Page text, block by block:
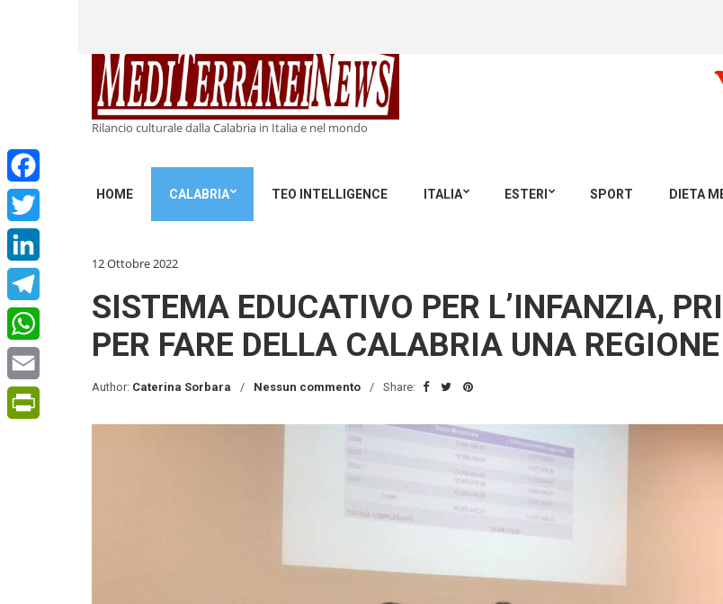
Rilancio culturale dalla Calabria in Italia e nel mondo
HOME CALABRIA TEO INTELLIGENCE ITALIA ESTERI SPORT DIETA
Facebook
Twitter
LinkedIn
Telegram
WhatsApp
Email
12 Ottobre 2022
SISTEMA EDUCATIVO PER L’INFANZIA,
PER FARE DELLA CALABRIA UNA
Author: Caterina Sorbara Nessun commento Share: